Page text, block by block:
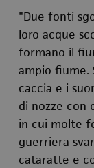
"Due fonti
loro acque
formano il
ampio fiume.
caccia e i
di nozze con
in cui molte
guerriera
cataratte e